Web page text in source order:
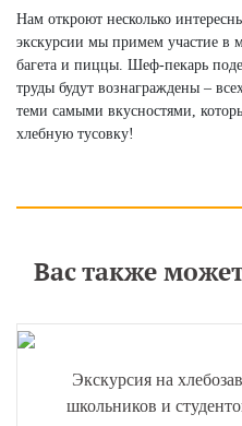
Нам откроют несколько
экскурсии мы примем участие в
багета и пиццы. Шеф-пекарь
труды будут вознаграждены –
теми самыми вкусностями,
хлебную тусовку!
Вас также
Экскурсия на
школьников и